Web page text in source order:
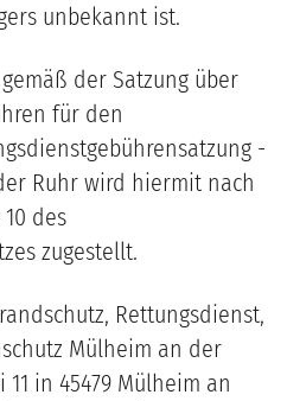
unbekannt ist.
der Satzung über
für den
-
Ruhr wird hiermit nach
des
zugestellt.
Rettungsdienst,
Mülheim an der
in 45479 Mülheim an